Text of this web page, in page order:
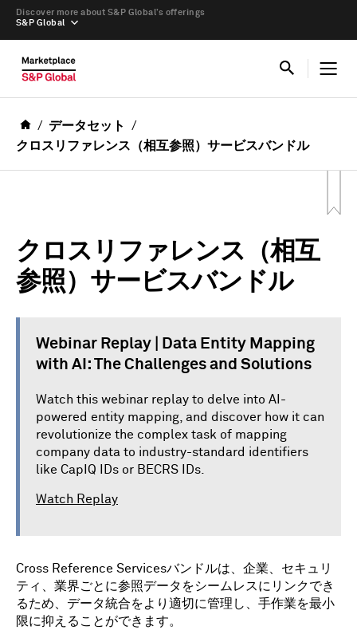
S&P Global
Discover more about S&P Global’s offerings
データセット
クロスリファレンス（相互参照）サービスバンドル
クロスリファレンス（相互
参照）サービスバンドル
Webinar Replay | Data Entity Mapping
with AI: The Challenges and Solutions
Watch this webinar replay to delve into AI-
powered entity mapping, and discover how it can
revolutionize the complex task of mapping
company data to industry-standard identifiers
like CapIQ IDs or BECRS IDs.
Watch Replay
Cross Reference Servicesバンドルは、企業、セキュリ
ティ、業界ごとに参照データをシームレスにリンクでき
るため、データ統合をより適切に管理し、手作業を最小
限に抑えることができます。